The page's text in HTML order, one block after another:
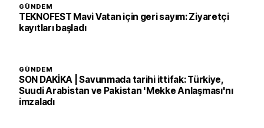
GÜNDEM
TEKNOFEST Mavi Vatan için geri sayım: Ziyaretçi
kayıtları başladı
GÜNDEM
SON DAKİKA | Savunmada tarihi ittifak: Türkiye,
Suudi Arabistan ve Pakistan 'Mekke Anlaşması'nı
imzaladı